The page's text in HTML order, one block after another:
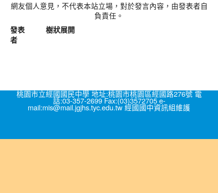
網友個人意見，不代表本站立場，對於發言內容，由發表者自
負責任。
發表
者
樹狀展開
桃園市立經國國民中學 地址:桃園市桃園區經國路276號 電
話:03-357-2699 Fax:(03)3572705 e-
mail:mis@mail.jgjhs.tyc.edu.tw 經國國中資訊組維護